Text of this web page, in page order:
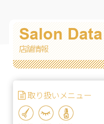
Salon Data
店舗情報
取り扱いメニュー